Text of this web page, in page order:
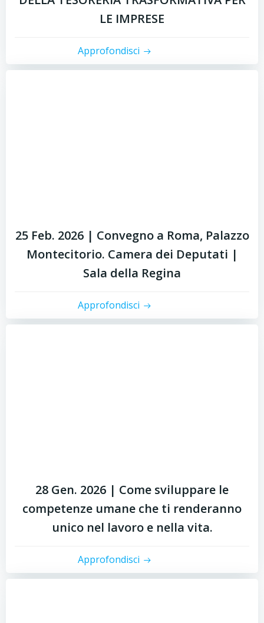
LE IMPRESE
Approfondisci
25 Feb. 2026 | Convegno a Roma, Palazzo
Montecitorio. Camera dei Deputati |
Sala della Regina
Approfondisci
28 Gen. 2026 | Come sviluppare le
competenze umane che ti renderanno
unico nel lavoro e nella vita.
Approfondisci